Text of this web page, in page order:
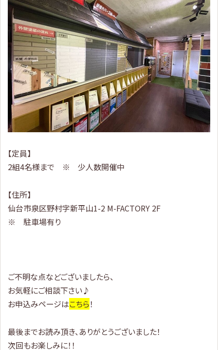
【定員】
2組4名様まで ※ 少人数開催中
【住所】
仙台市泉区野村字新平山1-2 M-FACTORY 2F
※ 駐車場有り
ご不明な点などございましたら、
お気軽にご相談下さい♪
お申込みページはこちら！
最後までお読み頂き、ありがとうございました！
次回もお楽しみに！！